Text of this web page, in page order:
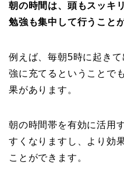
朝の時間は、頭もスッキ
勉強も集中して行うこと
例えば、毎朝5時に起き
強に充てるということで
果があります。
朝の時間帯を有効に活用
すくなりますし、より効
ことができます。